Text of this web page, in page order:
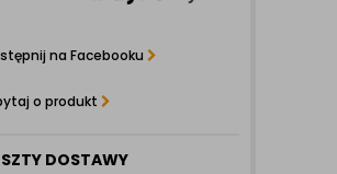
na Facebooku
o produkt
DOSTAWY